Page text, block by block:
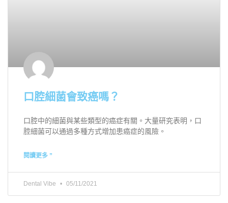
口腔細菌會致癌嗎？
口腔中的細菌與某些類型的癌症有關。大量研究表明，口
腔細菌可以通過多種方式增加患癌症的風險。
閱讀更多 ”
Dental Vibe 05/11/2021